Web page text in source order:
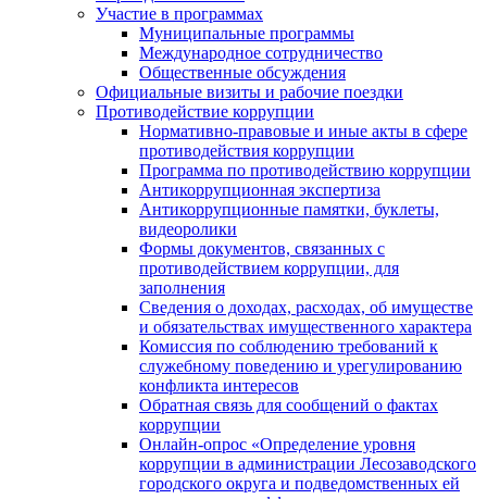
Участие в программах
Муниципальные программы
Международное сотрудничество
Общественные обсуждения
Официальные визиты и рабочие поездки
Противодействие коррупции
Нормативно-правовые и иные акты в сфере
противодействия коррупции
Программа по противодействию коррупции
Антикоррупционная экспертиза
Антикоррупционные памятки, буклеты,
видеоролики
Формы документов, связанных с
противодействием коррупции, для
заполнения
Сведения о доходах, расходах, об имуществе
и обязательствах имущественного характера
Комиссия по соблюдению требований к
служебному поведению и урегулированию
конфликта интересов
Обратная связь для сообщений о фактах
коррупции
Онлайн-опрос «Определение уровня
коррупции в администрации Лесозаводского
городского округа и подведомственных ей